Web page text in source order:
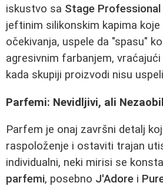
iskustvo sa Stage
jeftinim silikonskim kapima
očekivanja, uspele da "spasu"
agresivnim farbanjem,
kada skupiji proizvodi nisu
Parfemi: Nevidljivi, ali
Parfem je onaj završni detalj
raspoloženje i ostaviti trajan
individualni, neki mirisi se
parfemi, posebno J'Adore i